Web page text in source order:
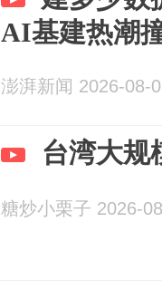
AI基建热潮
澎湃新闻 2026-08-
台湾大规
糖炒小栗子 2026-